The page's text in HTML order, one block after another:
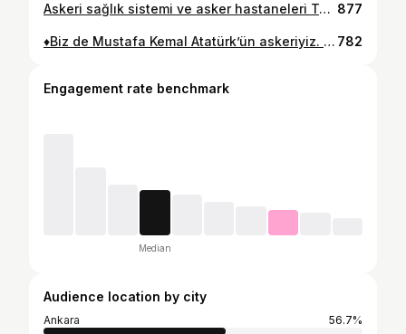
Askeri sağlık sistemi ve asker hastaneleri Türk Ordusu’nun savaşma kabiliyetinin en önemli sacayaklarından biridir. Hiç vakit kaybetmeden açılmalıdır. 877
♦️Biz de Mustafa Kemal Atatürk’ün askeriyiz. ♦️Bugün ve daima. ♦️Siz gideceksiniz. ♦️Türk askerinin ruhu Atatürkçüdür, bu gerçeği kabulleneceksiniz. #teğmenimedokunma 782
Engagement rate benchmark
Median
Audience location by city
Ankara
56.7%